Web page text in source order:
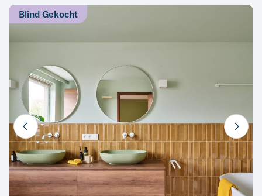
Blind Gekocht